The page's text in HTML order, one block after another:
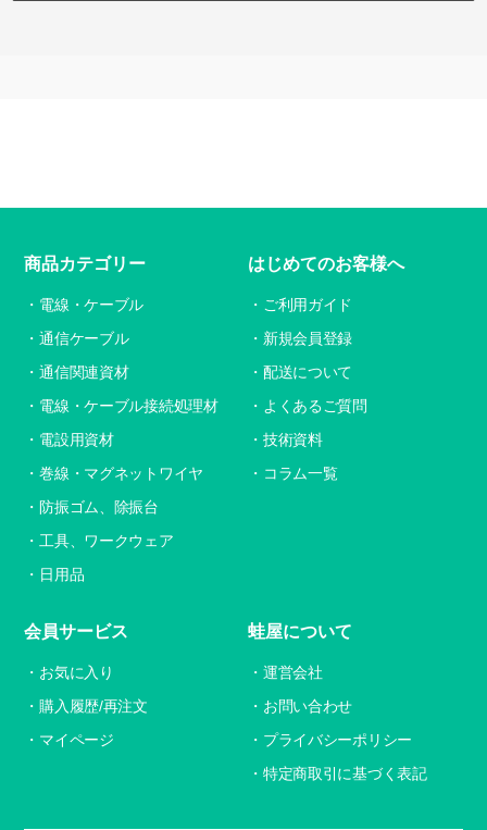
商品カテゴリー
電線・ケーブル
通信ケーブル
通信関連資材
電線・ケーブル接続処理材
電設用資材
巻線・マグネットワイヤ
防振ゴム、除振台
工具、ワークウェア
日用品
はじめてのお客様へ
ご利用ガイド
新規会員登録
配送について
よくあるご質問
技術資料
コラム一覧
会員サービス
お気に入り
購入履歴/再注文
マイページ
蛙屋について
運営会社
お問い合わせ
プライバシーポリシー
特定商取引に基づく表記